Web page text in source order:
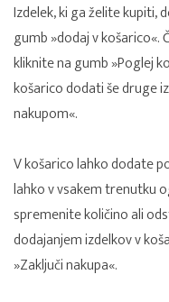
Izdelek, ki ga želite kupiti,
gumb »dodaj v košarico«.
kliknite na gumb »Poglej
košarico dodati še druge
nakupom«.
V košarico lahko dodate
lahko v vsakem trenutku
spremenite količino ali
dodajanjem izdelkov v
»Zaključi nakupa«.